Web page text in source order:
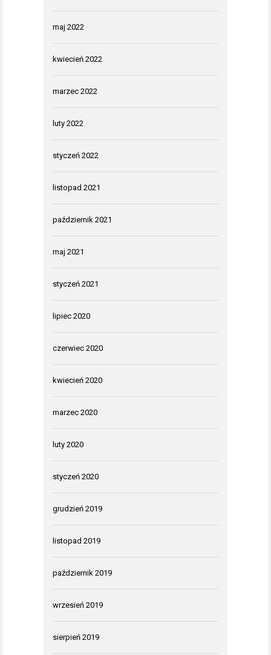
maj 2022
kwiecień 2022
marzec 2022
luty 2022
styczeń 2022
listopad 2021
październik 2021
maj 2021
styczeń 2021
lipiec 2020
czerwiec 2020
kwiecień 2020
marzec 2020
luty 2020
styczeń 2020
grudzień 2019
listopad 2019
październik 2019
wrzesień 2019
sierpień 2019